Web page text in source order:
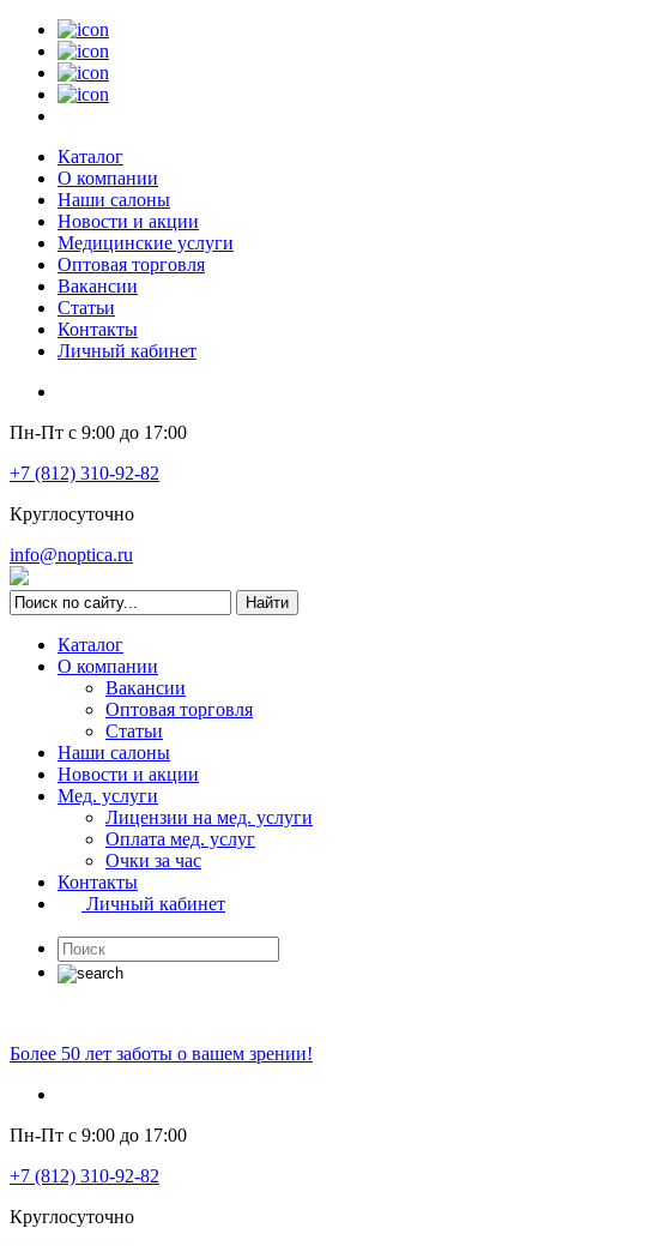
Каталог
О компании
Наши салоны
Новости и акции
Медицинские услуги
Оптовая торговля
Вакансии
Статьи
Контакты
Личный кабинет
Пн-Пт с 9:00 до 17:00
+7 (812) 310-92-82
Круглосуточно
info@noptica.ru
Каталог
О компании
Вакансии
Оптовая торговля
Статьи
Наши салоны
Новости и акции
Мед. услуги
Лицензии на мед. услуги
Оплата мед. услуг
Очки за час
Контакты
Личный кабинет
Более 50 лет заботы о вашем зрении!
Пн-Пт с 9:00 до 17:00
+7 (812) 310-92-82
Круглосуточно